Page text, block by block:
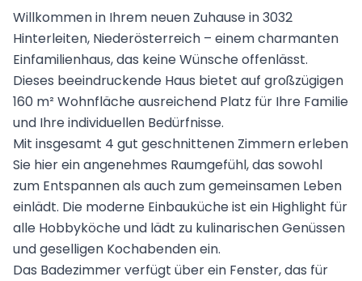
Willkommen in Ihrem neuen Zuhause in 3032
Hinterleiten, Niederösterreich – einem charmanten
Einfamilienhaus, das keine Wünsche offenlässt.
Dieses beeindruckende Haus bietet auf großzügigen
160 m² Wohnfläche ausreichend Platz für Ihre Familie
und Ihre individuellen Bedürfnisse.
Mit insgesamt 4 gut geschnittenen Zimmern erleben
Sie hier ein angenehmes Raumgefühl, das sowohl
zum Entspannen als auch zum gemeinsamen Leben
einlädt. Die moderne Einbauküche ist ein Highlight für
alle Hobbyköche und lädt zu kulinarischen Genüssen
und geselligen Kochabenden ein.
Das Badezimmer verfügt über ein Fenster, das für